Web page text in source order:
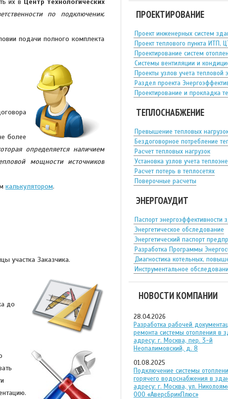
по подключению
подачи полного комплекта
более
определяется наличием
мощности источников
калькулятором.
участка Заказчика.
до
ПРОЕКТИРОВАНИЕ
Проект инженерных систем
Проект теплового пункта ИТП,
Проектирование систем
Системы вентиляции и
Проекты узлов учета тепловой
Раздел проекта
Проектирование и прокладка
ТЕПЛОСНАБЖЕНИЕ
Превышение тепловых
Бездоговорное потребление
Расчет тепловых нагрузок
Установка узлов учета
Расчет потерь в теплосетях
Поверочные расчеты
ЭНЕРГОАУДИТ
Паспорт энергоэффективности
Энергетическое обследование
Энергетический паспорт
Разработка Программы
Диагностика котельных,
Инструментальное
НОВОСТИ КОМПАНИИ
28.04.2026
Разработка рабочей
ремонта системы отопления в
адресу: г. Москва, пер. 3-й
Неопалимовский, д. 8
01.08.2025
Подключение системы
горячего водоснабжения в
адресу: г. Москва, ул.
ООО «АверсБрикПлюс»